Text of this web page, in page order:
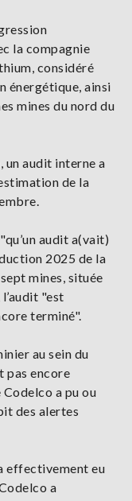
la compagnie
considéré
énergétique, ainsi
mines du nord du
un audit interne a
de la
audit a(vait)
2025 de la
mines, située
"est
terminé".
au sein du
pas encore
a pu ou
des alertes
effectivement eu
a